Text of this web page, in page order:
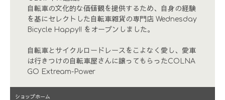
自転車の文化的な価値観を提供するため、自身の経験
を基にセレクトした自転車雑貨の専門店 Wednesday
Bicycle Happy!! をオープンしました。
自転車とサイクルロードレースをこよなく愛し、愛車
は行きつけの自転車屋さんに譲ってもらったCOLNA
GO Extream-Power
ショップホーム